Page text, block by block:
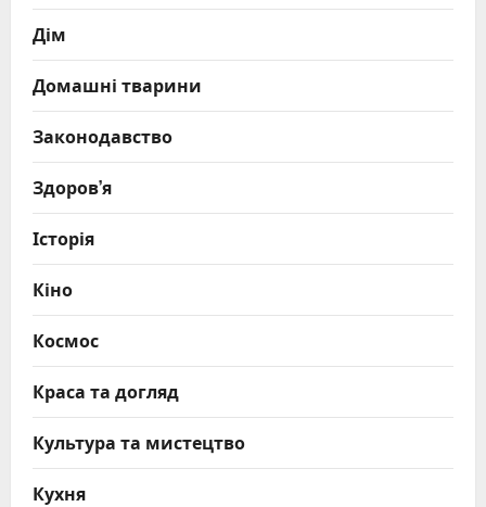
Дім
Домашні тварини
Законодавство
Здоров’я
Історія
Кіно
Космос
Краса та догляд
Культура та мистецтво
Кухня